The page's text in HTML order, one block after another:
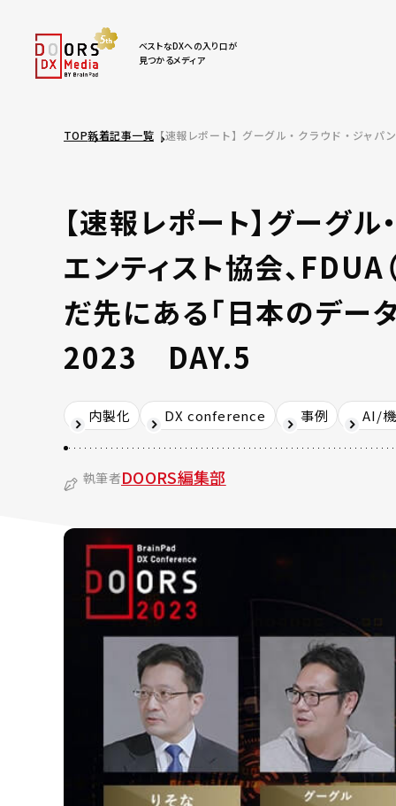
ベストなDXへの入り口が
見つかるメディア
TOP新着記事一覧
【速報レポート】グーグル
エンティスト協会、
だ先にある「日本のデ
2023 DAY.5
内製化 DX conference 事例 AI/
執筆者DOORS編集部